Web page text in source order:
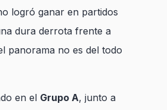
logró ganar en partidos
dura derrota frente a
panorama no es del todo
en el Grupo A, junto a